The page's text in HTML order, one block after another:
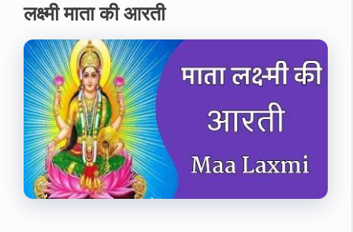
लक्ष्‍मी माता की आरती